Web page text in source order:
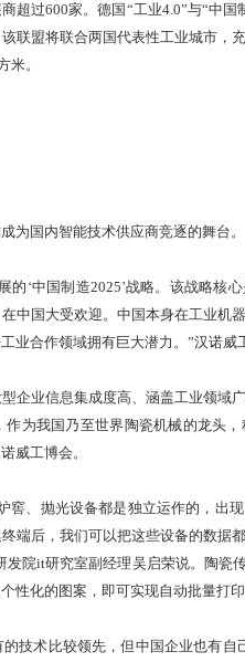
过600家。德国“工业4.0”与“中国
联盟将联合两国代表性工业城市，
方米。
为国内智能技术供应商竞逐的舞
的‘中国制造2025’战略。该战略核
中国大受欢迎。中国本身在工业机
业合作领域拥有巨大潜力。”汉诺
业信息集成度高、涵盖工业领域
为我国乃至世界陶瓷机械的龙头
诺威工博会。
、抛光设备都是独立运作的，出
端后，我们可以把这些设备的数据
发院it研究室副经理吴启荣说。陶瓷
个性化的图案，即可实现自动批量
术比较领先，但中国企业也有自